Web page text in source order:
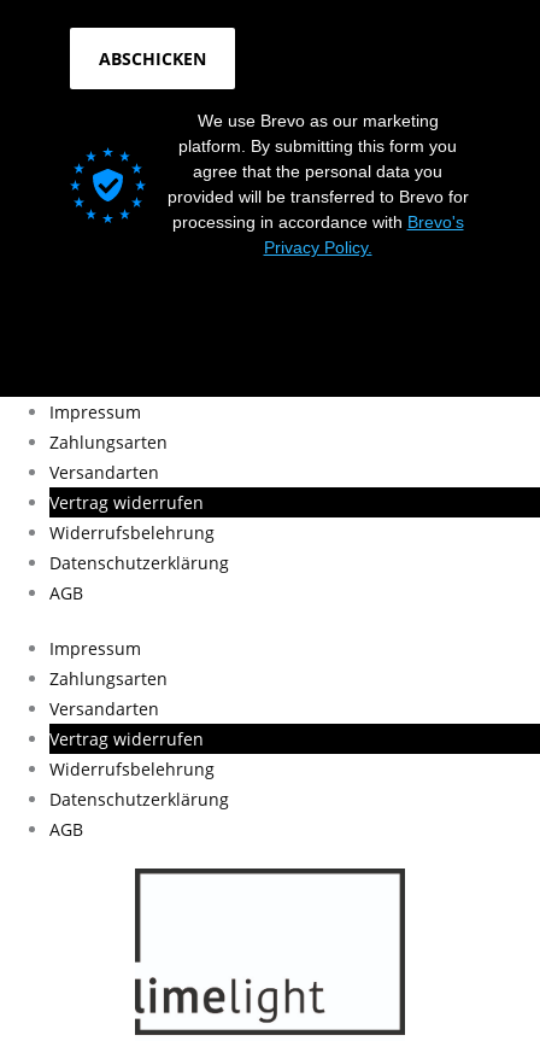
ABSCHICKEN
We use Brevo as our marketing
platform. By submitting this form you
agree that the personal data you
provided will be transferred to Brevo for
processing in accordance with Brevo's
Privacy Policy.
Impressum
Zahlungsarten
Versandarten
Vertrag widerrufen
Widerrufsbelehrung
Datenschutzerklärung
AGB
Impressum
Zahlungsarten
Versandarten
Vertrag widerrufen
Widerrufsbelehrung
Datenschutzerklärung
AGB